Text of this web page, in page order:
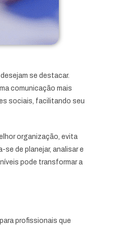
se destacar.
comunicação mais
sociais, facilitando seu
organização, evita
de planejar, analisar e
pode transformar a
profissionais que